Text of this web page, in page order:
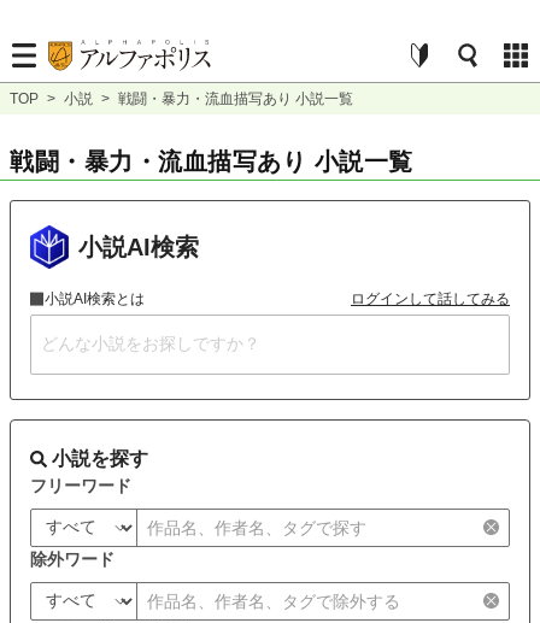
TOP > 小説 > 戦闘・暴力・流血描写あり 小説一覧
戦闘・暴力・流血描写あり 小説一覧
小説AI検索
小説AI検索とは ログインして話してみる
小説を探す
フリーワード
除外ワード